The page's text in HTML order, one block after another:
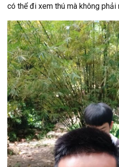
có thể đi xem thú mà không phải